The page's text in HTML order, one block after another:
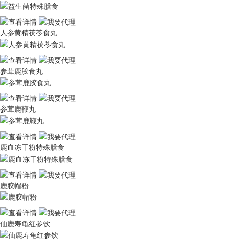
人参黄精茯苓食丸
参茸鹿胶食丸
参茸鹿鞭丸
鹿血冻干粉特殊膳食
鹿胶帽粉
仙鹿寿龟红参饮